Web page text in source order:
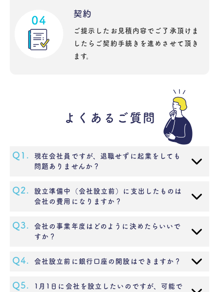
契約
ご提示したお見積内容でご了承頂けま
したらご契約手続きを進めさせて頂き
ます。
よくあるご質問
Q1.
現在会社員ですが、退職せずに起業をしても
問題ありませんか？
Q2.
設立準備中（会社設立前）に支出したものは
会社の費用になりますか？
Q3.
会社の事業年度はどのように決めたらいいで
すか？
Q4. 会社設立前に銀行口座の開設はできますか？
Q5.
1月1日に会社を設立したいのですが、可能で